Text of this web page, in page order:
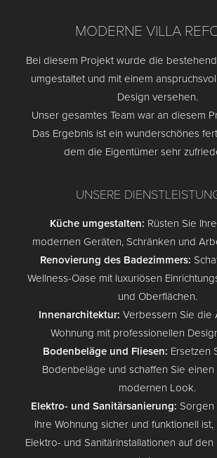
MODERNE VILLA
Bei diesem Projekt wurde die
umgestaltet und mit einem
Design versehen.
Unser gesamtes Team war an diesem
Das Ergebnis ist ein wunderschönes
dem die Eigentümer sehr
UNSERE
Küche umgestalten: Rüsten Sie
modernen Geräten, Schränken und
Renovierung des Badezimmers:
Wellness-Oase mit luxuriösen
und Oberflächen.
Innenarchitektur: Verbessern Sie die
Wohnung mit professionellen
Bodenbeläge und Fliesen: Ersetzen
Bodenbeläge und schaffen Sie einen
modernen Look.
Elektro- und Sanitärsanierung: Sorgen
Ihre Wohnung sicher und funktionell
Elektro- und Sanitärinstallationen auf